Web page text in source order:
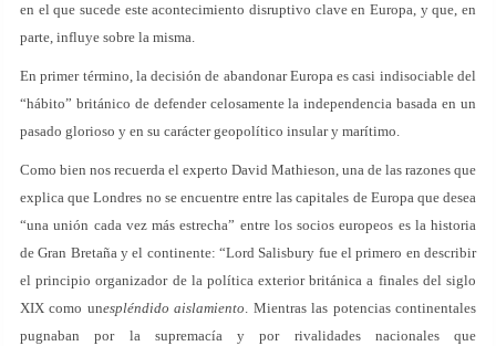
en el que sucede este acontecimiento disruptivo clave en Europa, y que, en
parte, influye sobre la misma.
En primer término, la decisión de abandonar Europa es casi indisociable del
“hábito” británico de defender celosamente la independencia basada en un
pasado glorioso y en su carácter geopolítico insular y marítimo.
Como bien nos recuerda el experto David Mathieson, una de las razones que
explica que Londres no se encuentre entre las capitales de Europa que desea
“una unión cada vez más estrecha” entre los socios europeos es la historia
de Gran Bretaña y el continente: “Lord Salisbury fue el primero en describir
el principio organizador de la política exterior británica a finales del siglo
XIX como unespléndido aislamiento. Mientras las potencias continentales
pugnaban por la supremacía y por rivalidades nacionales que